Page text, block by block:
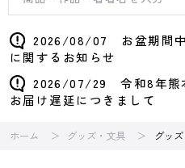
2026/08/07 お盆期間中
に関するお知らせ
2026/07/29 令和8年熊
お届け遅延につきまして
ホーム グッズ・文具 グッズ